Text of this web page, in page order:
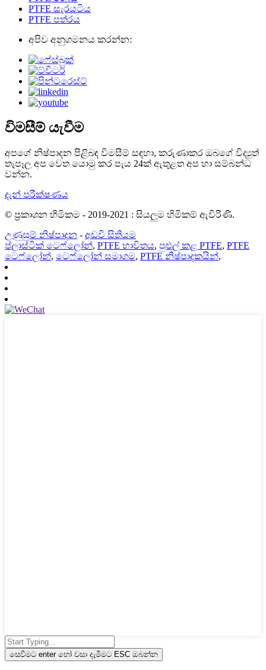
PTFE සැරයටිය
PTFE පත්රය
අපිව අනුගමනය කරන්න:
විමසීම් යැවීම
අපගේ නිෂ්පාදන පිළිබඳ විමසීම් සඳහා, කරුණාකර ඔබගේ විද්‍යුත්
තැපෑල අප වෙත යොමු කර පැය 24ක් ඇතුළත අප හා සම්බන්ධ
වන්න.
දැන් පරීක්ෂණය
© ප්‍රකාශන හිමිකම - 2019-2021 : සියලුම හිමිකම් ඇවිරිණි.
උණුසුම් නිෂ්පාදන - අඩවි සිතියම
ප්ලාස්ටික් ටෙෆ්ලෝන්, PTFE භාවිතය, පුළුල් කළ PTFE, PTFE
ටෙෆ්ලෝන්, ටෙෆ්ලෝන් සමාගම, PTFE නිෂ්පාදකයින්,
සෙවීමට enter හෝ වසා දැමීමට ESC ඔබන්න